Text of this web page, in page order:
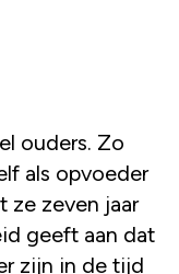
ouders. Zo
als opvoeder
ze zeven jaar
geeft aan dat
zijn in de tijd